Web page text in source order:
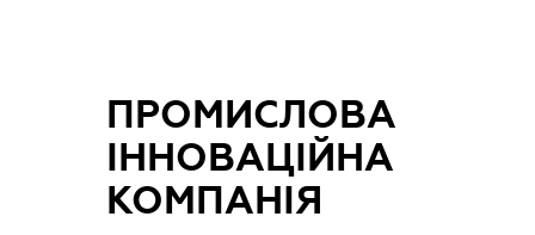
ПРОМИСЛОВА
ІННОВАЦІЙНА
КОМПАНІЯ